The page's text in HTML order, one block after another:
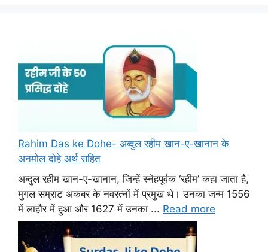
Rahim Das ke Dohe- अब्दुल रहीम खान-ए-खानान के
अनमोल दोहे अर्थ सहित
अब्दुल रहीम खान-ए-खानान, जिन्हें स्नेहपूर्वक ‘रहीम’ कहा जाता है,
मुगल सम्राट अकबर के नवरत्नों में प्रमुख थे। उनका जन्म 1556
में लाहौर में हुआ और 1627 में उनका ... Read more